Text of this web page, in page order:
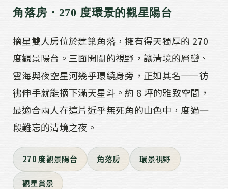
角落房・270 度環景的觀星陽台
摘星雙人房位於建築角落，擁有得天獨厚的 270
度觀景陽台。三面開闊的視野，讓清境的層巒、
雲海與夜空星河幾乎環繞身旁，正如其名——彷
彿伸手就能摘下滿天星斗。約 8 坪的雅致空間，
最適合兩人在這片近乎無死角的山色中，度過一
段難忘的清境之夜。
270 度觀景陽台 角落房 環景視野
觀星賞景